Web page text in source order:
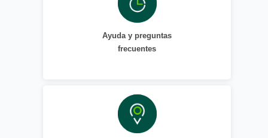
Ayuda y preguntas
frecuentes